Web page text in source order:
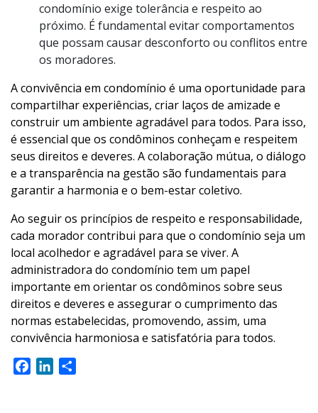
condomínio exige tolerância e respeito ao
próximo. É fundamental evitar comportamentos
que possam causar desconforto ou conflitos entre
os moradores.
A convivência em condomínio é uma oportunidade para
compartilhar experiências, criar laços de amizade e
construir um ambiente agradável para todos. Para isso,
é essencial que os condôminos conheçam e respeitem
seus direitos e deveres. A colaboração mútua, o diálogo
e a transparência na gestão são fundamentais para
garantir a harmonia e o bem-estar coletivo.
Ao seguir os princípios de respeito e responsabilidade,
cada morador contribui para que o condomínio seja um
local acolhedor e agradável para se viver. A
administradora do condomínio tem um papel
importante em orientar os condôminos sobre seus
direitos e deveres e assegurar o cumprimento das
normas estabelecidas, promovendo, assim, uma
convivência harmoniosa e satisfatória para todos.
FacebookLinkedIn